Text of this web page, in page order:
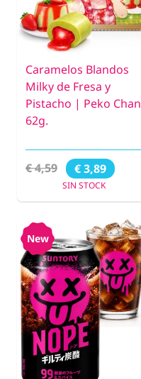
Caramelos Blandos
Milky de Fresa y
Pistacho | Peko Chan
62g.
€ 4,59 € 3,89
SIN STOCK
New